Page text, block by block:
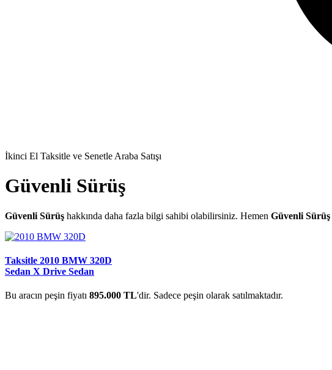
İkinci El Taksitle ve Senetle Araba Satışı
Güvenli Sürüş
Güvenli Sürüş hakkında daha fazla bilgi sahibi olabilirsiniz. Hemen Güvenli Sürüş
Taksitle 2010 BMW 320D
Sedan X Drive Sedan
Bu aracın peşin fiyatı 895.000 TL'dir. Sadece peşin olarak satılmaktadır.